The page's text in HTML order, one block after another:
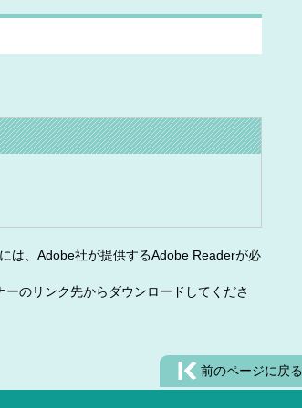
は、Adobe社が提供するAdobe Readerが必
のリンク先からダウンロードしてくださ
前のページに戻る